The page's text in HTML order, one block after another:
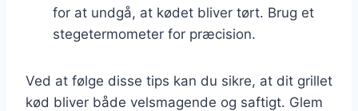
for at undgå, at kødet bliver tørt. Brug et
stegetermometer for præcision.
Ved at følge disse tips kan du sikre, at dit grillet
kød bliver både velsmagende og saftigt. Glem